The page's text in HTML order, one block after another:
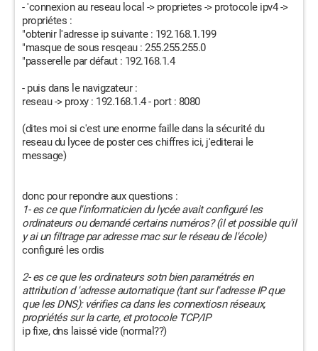
- 'connexion au reseau local -> proprietes -> protocole ipv4 ->
propriétes :
"obtenir l'adresse ip suivante : 192.168.1.199
"masque de sous resqeau : 255.255.255.0
"passerelle par défaut : 192.168.1.4
- puis dans le navigzateur :
reseau -> proxy : 192.168.1.4 - port : 8080
(dites moi si c'est une enorme faille dans la sécurité du
reseau du lycee de poster ces chiffres ici, j'editerai le
message)
donc pour repondre aux questions :
1- es ce que l'informaticien du lycée avait configuré les
ordinateurs ou demandé certains numéros? (il et possible qu'il
y ai un filtrage par adresse mac sur le réseau de l'école)
configuré les ordis
2- es ce que les ordinateurs sotn bien paramétrés en
attribution d 'adresse automatique (tant sur l'adresse IP que
que les DNS): vérifies ca dans les connextiosn réseaux,
propriétés sur la carte, et protocole TCP/IP
ip fixe, dns laissé vide (normal??)